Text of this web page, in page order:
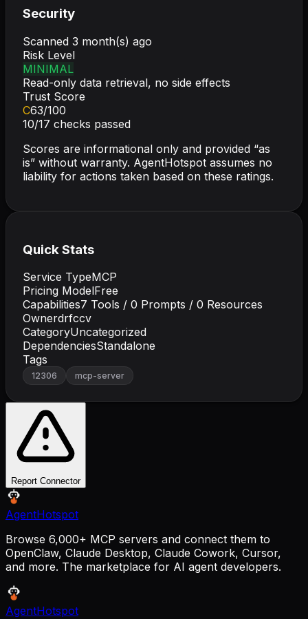
Security
Scanned 3 month(s) ago
Risk Level
MINIMAL
Read-only data retrieval, no side effects
Trust Score
C63/100
10/17 checks passed
Scores are informational only and provided “as
is” without warranty. AgentHotspot assumes no
liability for actions taken based on these ratings.
Quick Stats
Service TypeMCP
Pricing ModelFree
Capabilities7 Tools / 0 Prompts / 0 Resources
Ownerdrfccv
CategoryUncategorized
DependenciesStandalone
Tags
12306 mcp-server
Report Connector
AgentHotspot
Browse 6,000+ MCP servers and connect them to
OpenClaw, Claude Desktop, Claude Cowork, Cursor,
and more. The marketplace for AI agent developers.
AgentHotspot